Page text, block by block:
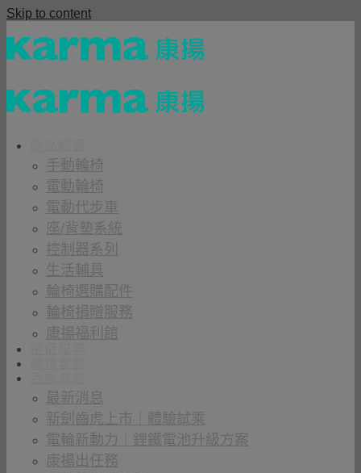
Skip to content
手動輪椅
電動輪椅
電動代步車
座/背墊系統
控制器系列
生活輔具
輪椅選購配件
輪椅捐贈服務
康揚福利館
最新消息
新劍齒虎上市｜體驗試乘
電輪新動力｜鋰鐵電池升級方案
康揚出任務